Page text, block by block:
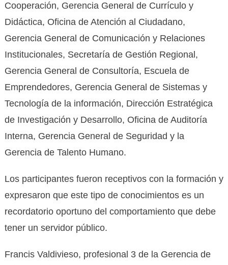
Cooperación, Gerencia General de Currículo y
Didáctica, Oficina de Atención al Ciudadano,
Gerencia General de Comunicación y Relaciones
Institucionales, Secretaría de Gestión Regional,
Gerencia General de Consultoría, Escuela de
Emprendedores, Gerencia General de Sistemas y
Tecnología de la información, Dirección Estratégica
de Investigación y Desarrollo, Oficina de Auditoría
Interna, Gerencia General de Seguridad y la
Gerencia de Talento Humano.
Los participantes fueron receptivos con la formación y
expresaron que este tipo de conocimientos es un
recordatorio oportuno del comportamiento que debe
tener un servidor público.
Francis Valdivieso, profesional 3 de la Gerencia de